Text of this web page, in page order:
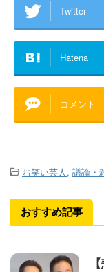
Twitter
Hatena
コメント
-お笑い芸人, 議論・
おすすめ記事